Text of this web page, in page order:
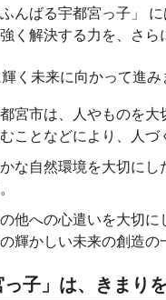
ふんばる宇都宮っ子」
く解決する力を、さら
く未来に向かって進み
宮市は、人やものを大
ことなどにより、人づ
な自然環境を大切に
他への心遣いを大切
輝かしい未来の創造の
っ子」は、きまり